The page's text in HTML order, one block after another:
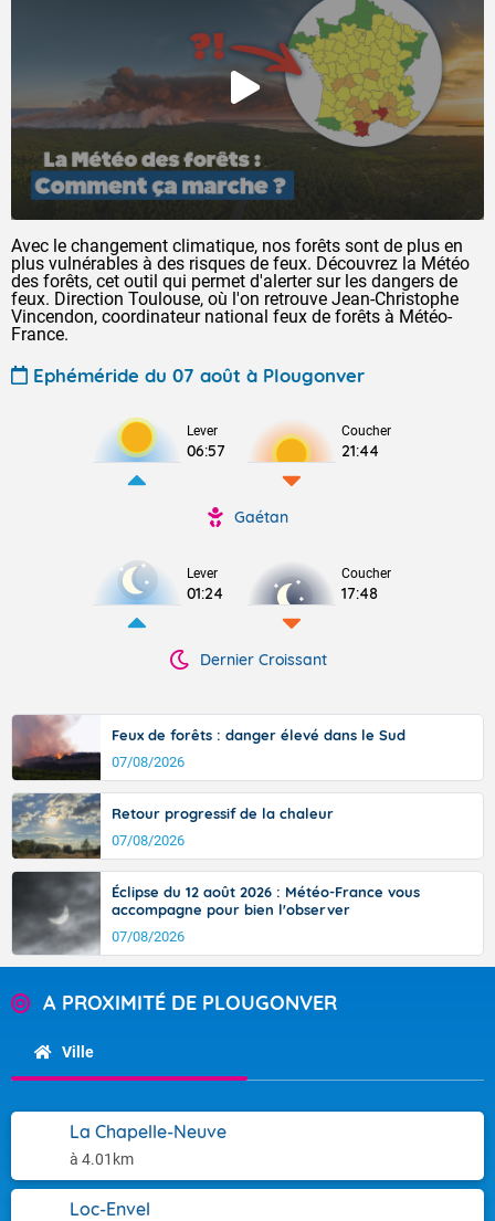
Avec le changement climatique, nos forêts sont de plus en
plus vulnérables à des risques de feux. Découvrez la Météo
des forêts, cet outil qui permet d'alerter sur les dangers de
feux. Direction Toulouse, où l'on retrouve Jean-Christophe
Vincendon, coordinateur national feux de forêts à Météo-
France.
Ephéméride du 07 août à Plougonver
Lever
06:57
Coucher
21:44
Gaétan
Lever
01:24
Coucher
17:48
Dernier Croissant
Feux de forêts : danger élevé dans le Sud
07/08/2026
Retour progressif de la chaleur
07/08/2026
Éclipse du 12 août 2026 : Météo-France vous
accompagne pour bien l'observer
07/08/2026
A PROXIMITÉ DE PLOUGONVER
Ville
La Chapelle-Neuve
à 4.01km
Loc-Envel